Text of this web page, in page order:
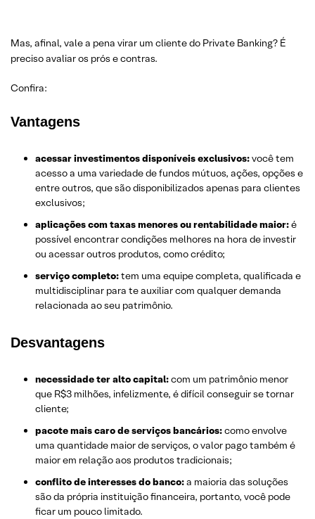
Mas, afinal, vale a pena virar um cliente do Private Banking? É
preciso avaliar os prós e contras.
Confira:
Vantagens
acessar investimentos disponíveis exclusivos:você tem
acesso a uma variedade de fundos mútuos, ações, opções e
entre outros, que são disponibilizados apenas para clientes
exclusivos;
aplicações com taxas menores ou rentabilidade maior:é
possível encontrar condições melhores na hora de investir
ou acessar outros produtos, como crédito;
serviço completo:tem uma equipe completa, qualificada e
multidisciplinar para te auxiliar com qualquer demanda
relacionada ao seu patrimônio.
Desvantagens
necessidade ter alto capital:com um patrimônio menor
que R$3 milhões, infelizmente, é difícil conseguir se tornar
cliente;
pacote mais caro de serviços bancários:como envolve
uma quantidade maior de serviços, o valor pago também é
maior em relação aos produtos tradicionais;
conflito de interesses do banco:a maioria das soluções
são da própria instituição financeira, portanto, você pode
ficar um pouco limitado.